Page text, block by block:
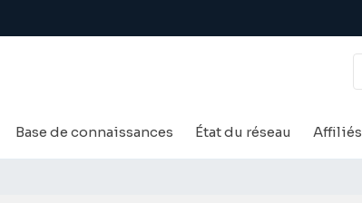
Base de connaissances État du réseau Affiliés